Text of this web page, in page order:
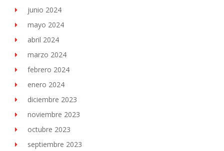
junio 2024
mayo 2024
abril 2024
marzo 2024
febrero 2024
enero 2024
diciembre 2023
noviembre 2023
octubre 2023
septiembre 2023